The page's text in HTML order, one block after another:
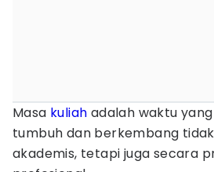
Masa kuliah adalah waktu
tumbuh dan berkembang
akademis, tetapi juga secara